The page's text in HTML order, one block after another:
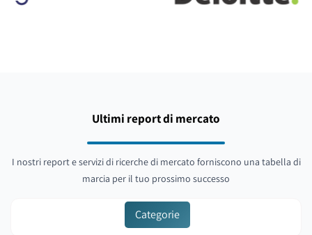
Ultimi report di mercato
I nostri report e servizi di ricerche di mercato forniscono una tabella di
marcia per il tuo prossimo successo
Categorie